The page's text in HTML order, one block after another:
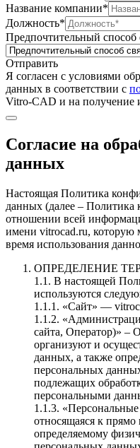
Название компании*
Должность*
Предпочтительный способ
Отправить
Я согласен c условиями
данных в соответствии с
Vitro-CAD и на получение
Согласие на
данных
Настоящая Политика
данных (далее – Политика
отношении всей
имени vitrocad.ru, которую
время использования
ОПРЕДЕЛЕНИЕ
1.1. В настоящей
используются
1.1.1. «Сайт» —
1.1.2.
сайта, Оператор)» –
организуют и
данных, а также
персональных
подлежащих
персональными
1.1.3.
относящаяся к
определяемому